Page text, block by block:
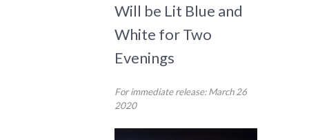
Will be Lit Blue and
White for Two
Evenings
For immediate release: March 26
2020